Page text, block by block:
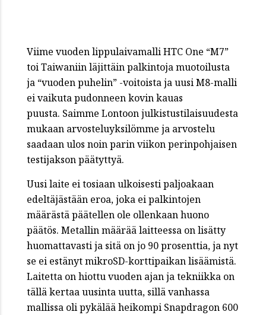
Viime vuoden lippulaivamalli HTC One “M7”
toi Taiwaniin läjittäin palkintoja muotoilusta
ja “vuoden puhelin” -voitoista ja uusi M8-malli
ei vaikuta pudonneen kovin kauas
puusta. Saimme Lontoon julkistustilaisuudesta
mukaan arvosteluyksilömme ja arvostelu
saadaan ulos noin parin viikon perinpohjaisen
testijakson päätyttyä.
Uusi laite ei tosiaan ulkoisesti paljoakaan
edeltäjästään eroa, joka ei palkintojen
määrästä päätellen ole ollenkaan huono
päätös. Metallin määrää laitteessa on lisätty
huomattavasti ja sitä on jo 90 prosenttia, ja nyt
se ei estänyt mikroSD-korttipaikan lisäämistä.
Laitetta on hiottu vuoden ajan ja tekniikka on
tällä kertaa uusinta uutta, sillä vanhassa
mallissa oli pykälää heikompi Snapdragon 600